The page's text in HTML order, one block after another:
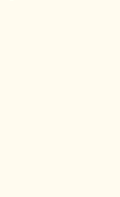
día más claro:
Católico,
se ve la
y en el mundo